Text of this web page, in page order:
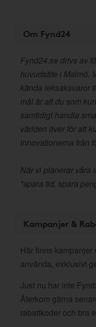
Om Fynd24
Fynd24.se drivs av
huvudsäte i Malmö.
kända leksaksvaror
mål är att du som
samtidigt handla
världen över för att
innovationerna från
När vi planerar våra
"spara tid, spara
Kampanjer &
Här finns
använda, exklusivt
Just nu har inte
Återkom gärna
rabattkoder och bra